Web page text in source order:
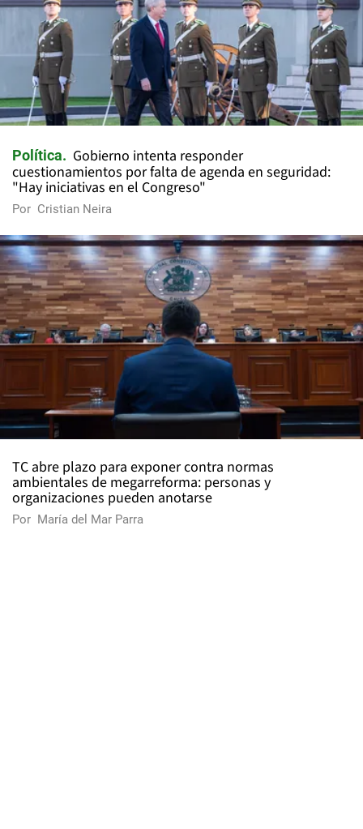
Política
Gobierno intenta responder
cuestionamientos por falta de agenda en seguridad:
"Hay iniciativas en el Congreso"
Por Cristian Neira
TC abre plazo para exponer contra normas
ambientales de megarreforma: personas y
organizaciones pueden anotarse
Por María del Mar Parra